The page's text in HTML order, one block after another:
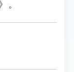
。